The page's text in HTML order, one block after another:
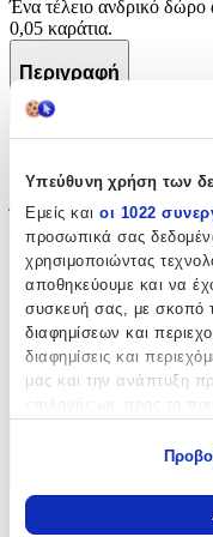
Υπεύθυνη χρήση των
Εμείς και οι 1022
προσωπικά σας
χρησιμοποιώντας
αποθηκεύουμε και να
συσκευή σας, με σκοπό
διαφημίσεων και
διαφημίσεις και
μας και την ανάπτυξη
Να συλλέξουμε
σας τοποθεσία, οι
Ένα τέλειο ανδρικό δώρο
0,05 καράτια.
Περιγραφή
Ένα τέλειο ανδρικό δώρο
0,05 καράτια.
Χαρακτηριστικά
Κατασκευαστής:
Hillas